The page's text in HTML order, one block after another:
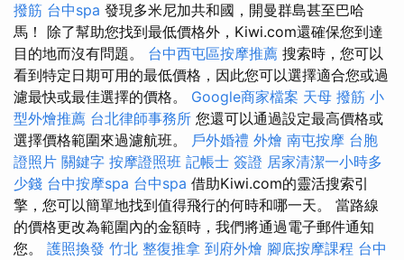
撥筋 台中spa 發現多米尼加共和國，開曼群島甚至巴哈
馬！ 除了幫助您找到最低價格外，Kiwi.com還確保您到達
目的地而沒有問題。 台中西屯區按摩推薦 搜索時，您可以
看到特定日期可用的最低價格，因此您可以選擇適合您或過
濾最快或最佳選擇的價格。 Google商家檔案 天母 撥筋 小
型外燴推薦 台北律師事務所 您還可以通過設定最高價格或
選擇價格範圍來過濾航班。 戶外婚禮 外燴 南屯按摩 台胞
證照片 關鍵字 按摩證照班 記帳士 簽證 居家清潔一小時多
少錢 台中按摩spa 台中spa 借助Kiwi.com的靈活搜索引
擎，您可以簡單地找到值得飛行的何時和哪一天。 當路線
的價格更改為範圍內的金額時，我們將通過電子郵件通知
您。 護照換發 竹北 整復推拿 到府外燴 腳底按摩課程 台中